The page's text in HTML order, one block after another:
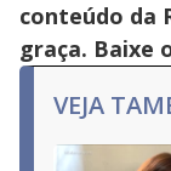
conteúdo da
graça. Baixe
VEJA